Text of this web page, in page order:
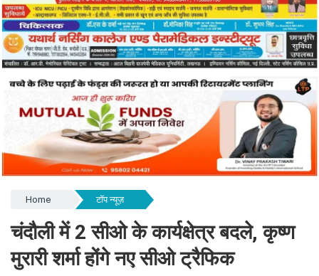
Home टॉप न्यूज़
चंदौली में 2 सीओ के कार्यक्षेत्र बदले, कृष्ण
मुरारी शर्मा होंगे नए सीओ ट्रैफिक